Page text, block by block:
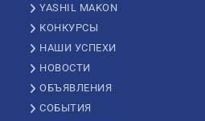
YASHIL MAKON
КОНКУРСЫ
НАШИ УСПЕХИ
НОВОСТИ
ОБЪЯВЛЕНИЯ
СОБЫТИЯ